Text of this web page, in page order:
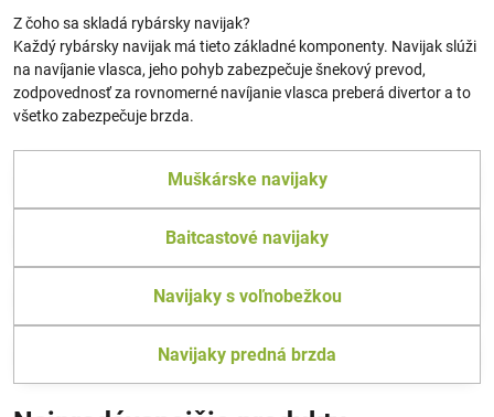
Z čoho sa skladá rybársky navijak?
Každý rybársky navijak má tieto základné komponenty. Navijak slúži
na navíjanie vlasca, jeho pohyb zabezpečuje šnekový prevod,
zodpovednosť za rovnomerné navíjanie vlasca preberá divertor a to
všetko zabezpečuje brzda.
Muškárske navijaky
Baitcastové navijaky
Navijaky s voľnobežkou
Navijaky predná brzda